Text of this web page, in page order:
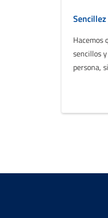
Hacemos
sencillos
persona,